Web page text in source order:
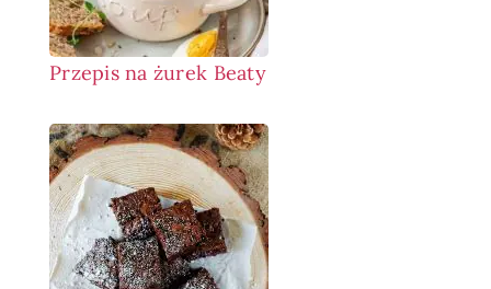
Przepis na żurek Beaty